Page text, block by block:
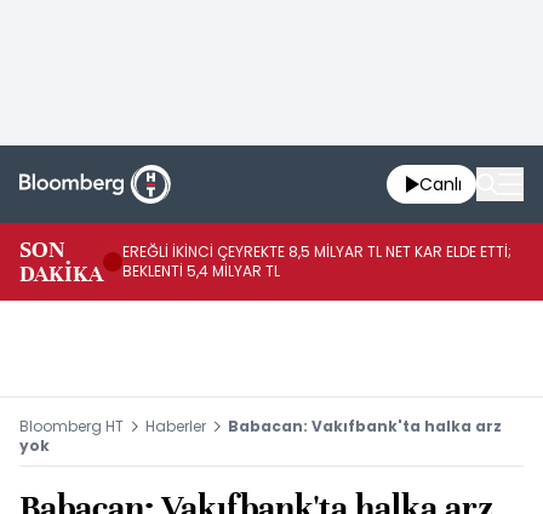
Canlı
SON
DAKİKA
EREĞLİ İKİNCİ ÇEYREKTE 8,5 MİLYAR TL NET KAR ELDE ETTİ;
BEKLENTİ 5,4 MİLYAR TL
Bloomberg HT Haberler
Babacan: Vakıfbank'ta halka arz
yok